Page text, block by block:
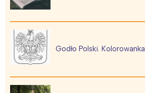
Godło Polski. Kolorowanka